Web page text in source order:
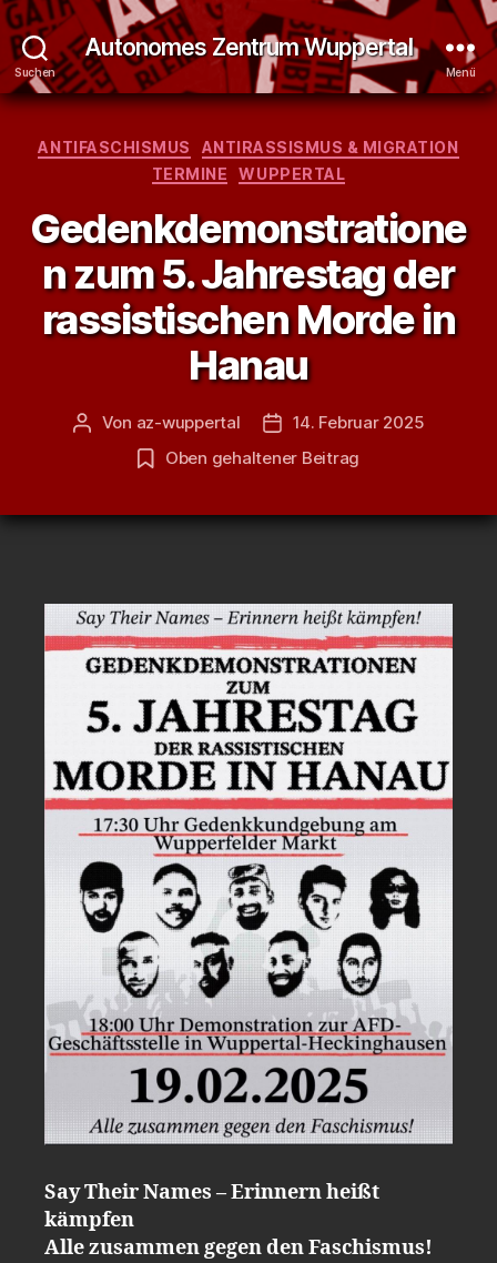
Suchen
Autonomes Zentrum Wuppertal
Menü
Kategorien
ANTIFASCHISMUS
ANTIRASSISMUS & MIGRATION
TERMINE
WUPPERTAL
Gedenkdemonstratione
n zum 5. Jahrestag der
rassistischen Morde in
Hanau
Beitragsautor
Von az-wuppertal Veröffentlichungsdatum
14. Februar 2025
Oben gehaltener Beitrag
Say Their Names – Erinnern heißt
kämpfen
Alle zusammen gegen den Faschismus!